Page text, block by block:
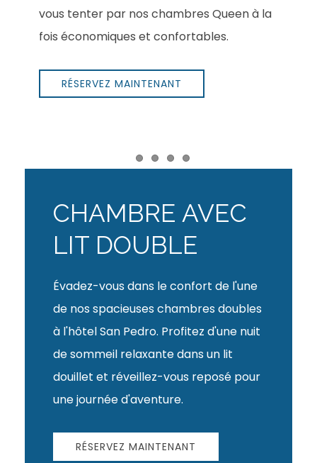
vous tenter par nos chambres Queen à la
fois économiques et confortables.
RÉSERVEZ MAINTENANT
Item 1Item 2
Item 3
Item 4
CHAMBRE AVEC
LIT DOUBLE
Évadez-vous dans le confort de l'une
de nos spacieuses chambres doubles
à l'hôtel San Pedro. Profitez d'une nuit
de sommeil relaxante dans un lit
douillet et réveillez-vous reposé pour
une journée d'aventure.
RÉSERVEZ MAINTENANT